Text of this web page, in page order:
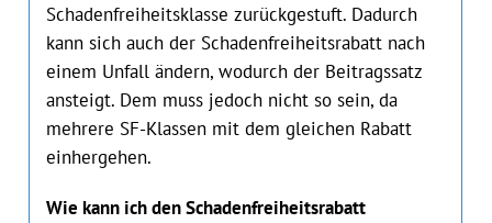
Schadenfreiheitsklasse zurückgestuft. Dadurch
kann sich auch der Schadenfreiheitsrabatt nach
einem Unfall ändern, wodurch der Beitragssatz
ansteigt. Dem muss jedoch nicht so sein, da
mehrere SF-Klassen mit dem gleichen Rabatt
einhergehen.
Wie kann ich den Schadenfreiheitsrabatt